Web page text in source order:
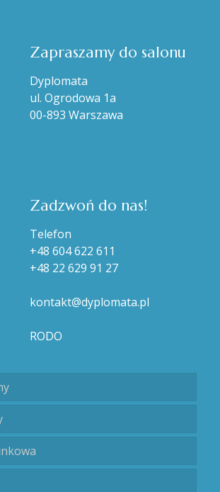
Zapraszamy do salonu
Dyplomata
ul. Ogrodowa 1a
00-893 Warszawa
Zadzwoń do nas!
Telefon
+48 604 622 611
+48 22 629 91 27
kontakt@dyplomata.pl
RODO